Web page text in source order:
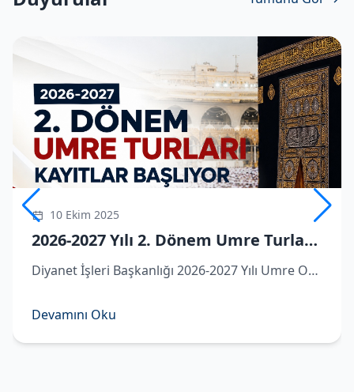
10 Ekim 2025
2026-2027 Yılı 2. Dönem Umre Turlarına Kayıtlar Başlıyor
Diyanet İşleri Başkanlığı 2026-2027 Yılı Umre Organizasyonu kapsamında ikinci dönem umre turlarına dair detaylar belli oldu.
Devamını Oku